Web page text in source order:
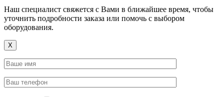
Наш специалист свяжется с Вами в ближайшее время, чтобы
уточнить подробности заказа или помочь с выбором
оборудования.
X